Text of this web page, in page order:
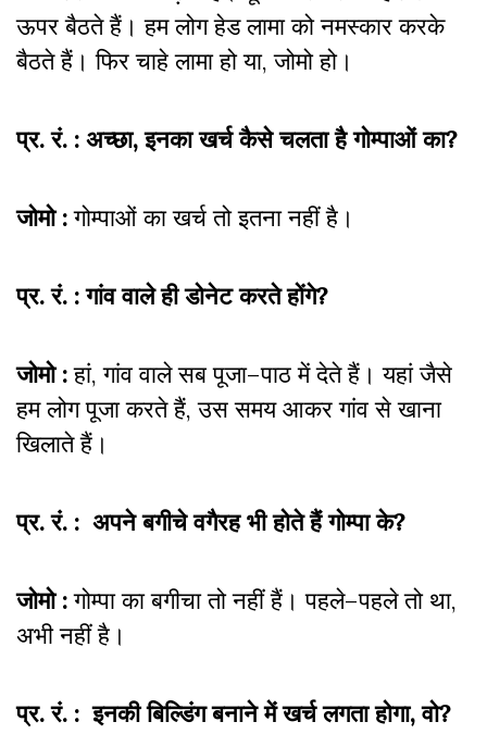
ऊपर बैठते हैं। हम लोग हेड लामा को नमस्कार करके
बैठते हैं। फिर चाहे लामा हो या, जोमो हो।
प्र. रं. : अच्छा, इनका खर्च कैसे चलता है गोम्पाओं का?
जोमो :गोम्पाओं का खर्च तो इतना नहीं है।
प्र. रं. : गांव वाले ही डोनेट करते होंगे?
जोमो :हां, गांव वाले सब पूजा–पाठ में देते हैं। यहां जैसे
हम लोग पूजा करते हैं, उस समय आकर गांव से खाना
खिलाते हैं।
प्र. रं. : अपने बगीचे वगैरह भी होते हैं गोम्पा के?
जोमो :गोम्पा का बगीचा तो नहीं हैं। पहले–पहले तो था,
अभी नहीं है।
प्र. रं. : इनकी बिल्डिंग बनाने में खर्च लगता होगा, वो?